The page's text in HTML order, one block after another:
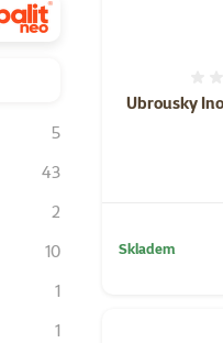
5
43
2
10
1
1
Ubrousky
Skladem